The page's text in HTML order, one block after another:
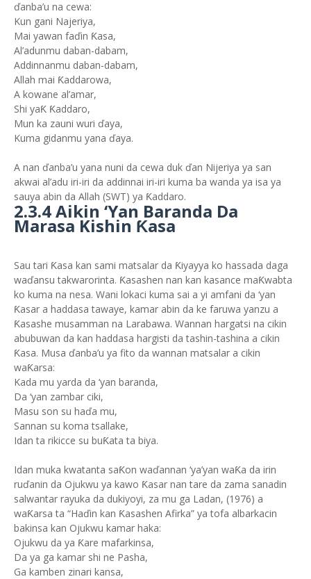
ďanba’u na cewa:
Kun gani Najeriya,
Mai yawan faďin Ƙasa,
Al’adunmu daban-dabam,
Addinnanmu daban-dabam,
Allah mai Ƙaddarowa,
A kowane al’amar,
Shi yaƘ Ƙaddaro,
Mun ka zauni wuri ďaya,
Kuma gidanmu yana ďaya.
A nan ďanba’u yana nuni da cewa duk ďan Nijeriya ya san
akwai al’adu iri-iri da addinnai iri-iri kuma ba wanda ya isa ya
sauya abin da Allah (SWT) ya Ƙaddaro.
2.3.4 Aikin ‘Yan Baranda Da
Marasa Kishin Ƙasa
Sau tari Ƙasa kan sami matsalar da Ƙiyayya ko hassada daga
waďansu takwarorinta. Ƙasashen nan kan kasance maƘwabta
ko kuma na nesa. Wani lokaci kuma sai a yi amfani da ‘yan
Ƙasar a haddasa tawaye, kamar abin da ke faruwa yanzu a
Ƙasashe musamman na Larabawa. Wannan hargatsi na cikin
abubuwan da kan haddasa hargisti da tashin-tashina a cikin
Ƙasa. Musa ďanba’u ya fito da wannan matsalar a cikin
waƘarsa:
Kada mu yarda da ‘yan baranda,
Da ‘yan zambar ciki,
Masu son su haďa mu,
Sannan su koma tsallake,
Idan ta rikicce su buƘata ta biya.
Idan muka kwatanta saƘon waďannan ‘ya’yan waƘa da irin
ruďanin da Ojukwu ya kawo Ƙasar nan tare da zama sanadin
salwantar rayuka da dukiyoyi, za mu ga Ladan, (1976) a
waƘarsa ta “Haďin kan Ƙasashen Afirka” ya tofa albarkacin
bakinsa kan Ojukwu kamar haka:
Ojukwu da ya Ƙare mafarkinsa,
Da ya ga kamar shi ne Pasha,
Ga kamben zinari kansa,